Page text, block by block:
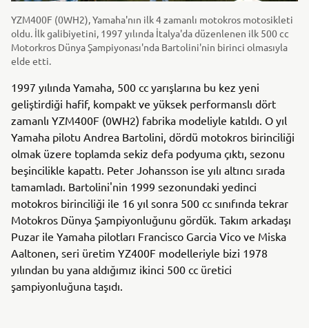
YZM400F (0WH2), Yamaha'nın ilk 4 zamanlı motokros motosikleti
oldu. İlk galibiyetini, 1997 yılında İtalya'da düzenlenen ilk 500 cc
Motorkros Dünya Şampiyonası'nda Bartolini'nin birinci olmasıyla
elde etti.
1997 yılında Yamaha, 500 cc yarışlarına bu kez yeni
geliştirdiği hafif, kompakt ve yüksek performanslı dört
zamanlı YZM400F (0WH2) fabrika modeliyle katıldı. O yıl
Yamaha pilotu Andrea Bartolini, dördü motokros birinciliği
olmak üzere toplamda sekiz defa podyuma çıktı, sezonu
beşincilikle kapattı. Peter Johansson ise yılı altıncı sırada
tamamladı. Bartolini'nin 1999 sezonundaki yedinci
motokros birinciliği ile 16 yıl sonra 500 cc sınıfında tekrar
Motokros Dünya Şampiyonluğunu gördük. Takım arkadaşı
Puzar ile Yamaha pilotları Francisco Garcia Vico ve Miska
Aaltonen, seri üretim YZ400F modelleriyle bizi 1978
yılından bu yana aldığımız ikinci 500 cc üretici
şampiyonluğuna taşıdı.